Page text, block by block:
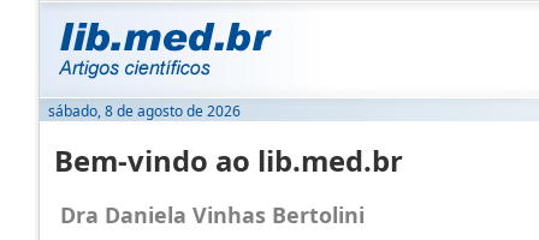
sábado, 8 de agosto de 2026
Bem-vindo ao lib.med.br
Dra Daniela Vinhas Bertolini